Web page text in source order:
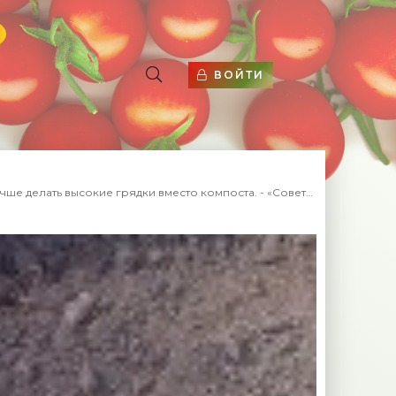
ВОЙТИ
делать высокие грядки вместо компоста. - «Советы для сада»